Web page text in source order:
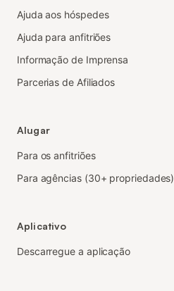
Ajuda aos hóspedes
Ajuda para anfitriões
Informação de Imprensa
Parcerias de Afiliados
Alugar
Para os anfitriões
Para agências (30+ propriedades)
Aplicativo
Descarregue a aplicação